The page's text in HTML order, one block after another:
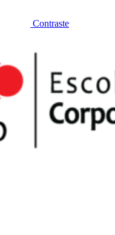
Contraste